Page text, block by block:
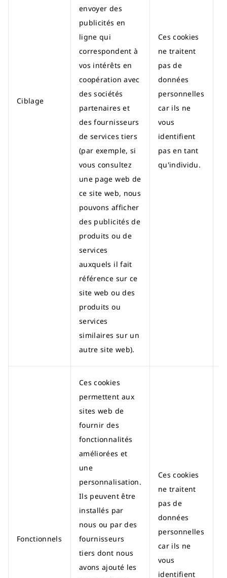
Ciblage
envoyer des
publicités en
ligne qui
correspondent à
vos intérêts en
coopération avec
des sociétés
partenaires et
des fournisseurs
de services tiers
(par exemple, si
vous consultez
une page web de
ce site web, nous
pouvons afficher
des publicités de
produits ou de
services
auxquels il fait
référence sur ce
site web ou des
produits ou
services
similaires sur un
autre site web).
Ces cookies
ne traitent
pas de
données
personnelles
car ils ne
vous
identifient
pas en tant
qu'individu.
Fonctionnels
Ces cookies
permettent aux
sites web de
fournir des
fonctionnalités
améliorées et
une
personnalisation.
Ils peuvent être
installés par
nous ou par des
fournisseurs
tiers dont nous
avons ajouté les
Ces cookies
ne traitent
pas de
données
personnelles
car ils ne
vous
identifient